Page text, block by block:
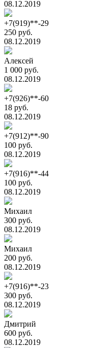
08.12.2019
+7(919)**-29
250 руб.
08.12.2019
Алексей
1 000 руб.
08.12.2019
+7(926)**-60
18 руб.
08.12.2019
+7(912)**-90
100 руб.
08.12.2019
+7(916)**-44
100 руб.
08.12.2019
Михаил
300 руб.
08.12.2019
Михаил
200 руб.
08.12.2019
+7(916)**-23
300 руб.
08.12.2019
Дмитрий
600 руб.
08.12.2019